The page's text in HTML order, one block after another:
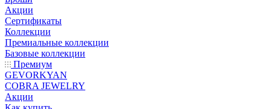
Акции
Сертификаты
Коллекции
Премиальные коллекции
Базовые коллекции
Премиум
GEVORKYAN
COBRA JEWELRY
Акции